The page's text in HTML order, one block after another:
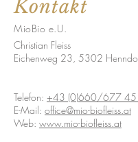
Kontakt
MioBio e.U.
Christian Fleiss
Eichenweg 23, 5302
Telefon: +43 (0)660/677
E-Mail: office@mio-biofleiss.at
Web: www.mio-biofleiss.at